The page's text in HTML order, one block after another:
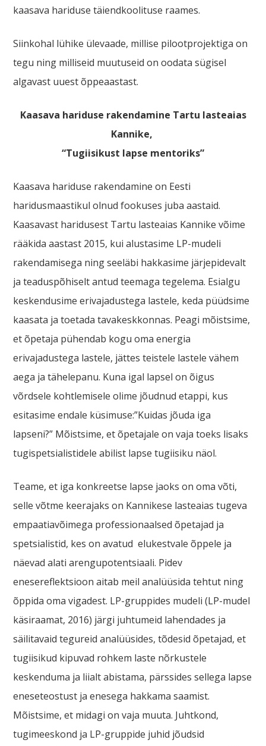
kaasava hariduse täiendkoolituse raames.
Siinkohal lühike ülevaade, millise pilootprojektiga on
tegu ning milliseid muutuseid on oodata sügisel
algavast uuest õppeaastast.
Kaasava hariduse rakendamine Tartu lasteaias
Kannike,
“Tugiisikust lapse mentoriks”
Kaasava hariduse rakendamine on Eesti
haridusmaastikul olnud fookuses juba aastaid.
Kaasavast haridusest Tartu lasteaias Kannike võime
rääkida aastast 2015, kui alustasime LP-mudeli
rakendamisega ning seeläbi hakkasime järjepidevalt
ja teaduspõhiselt antud teemaga tegelema. Esialgu
keskendusime erivajadustega lastele, keda püüdsime
kaasata ja toetada tavakeskkonnas. Peagi mõistsime,
et õpetaja pühendab kogu oma energia
erivajadustega lastele, jättes teistele lastele vähem
aega ja tähelepanu. Kuna igal lapsel on õigus
võrdsele kohtlemisele olime jõudnud etappi, kus
esitasime endale küsimuse:”Kuidas jõuda iga
lapseni?” Mõistsime, et õpetajale on vaja toeks lisaks
tugispetsialistidele abilist lapse tugiisiku näol.
Teame, et iga konkreetse lapse jaoks on oma võti,
selle võtme keerajaks on Kannikese lasteaias tugeva
empaatiavõimega professionaalsed õpetajad ja
spetsialistid, kes on avatud elukestvale õppele ja
näevad alati arengupotentsiaali. Pidev
enesereflektsioon aitab meil analüüsida tehtut ning
õppida oma vigadest. LP-gruppides mudeli (LP-mudel
käsiraamat, 2016) järgi juhtumeid lahendades ja
säilitavaid tegureid analüüsides, tõdesid õpetajad, et
tugiisikud kipuvad rohkem laste nõrkustele
keskenduma ja liialt abistama, pärssides sellega lapse
eneseteostust ja enesega hakkama saamist.
Mõistsime, et midagi on vaja muuta. Juhtkond,
tugimeeskond ja LP-gruppide juhid jõudsid